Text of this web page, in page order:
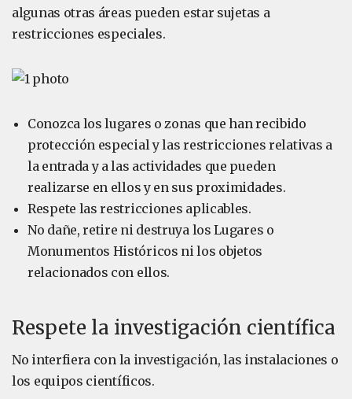
algunas otras áreas pueden estar sujetas a
restricciones especiales.
Conozca los lugares o zonas que han recibido
protección especial y las restricciones relativas a
la entrada y a las actividades que pueden
realizarse en ellos y en sus proximidades.
Respete las restricciones aplicables.
No dañe, retire ni destruya los Lugares o
Monumentos Históricos ni los objetos
relacionados con ellos.
Respete la investigación científica
No interfiera con la investigación, las instalaciones o
los equipos científicos.